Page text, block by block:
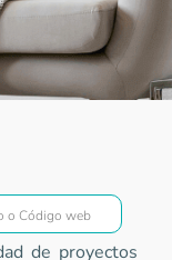
de proyectos